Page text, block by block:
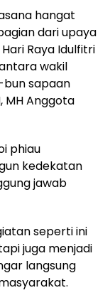
hangat
dari upaya
Raya Idulfitri
wakil
bun sapaan
MH Anggota
phiau
kedekatan
jawab
seperti ini
juga menjadi
langsung